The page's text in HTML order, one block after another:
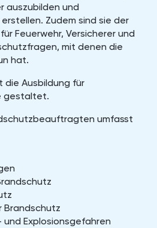
auszubilden und
Zudem sind sie der
Feuerwehr, Versicherer und
mit denen die
hat.
die Ausbildung für
gestaltet.
umfasst
Brandschutz
und Explosionsgefahren